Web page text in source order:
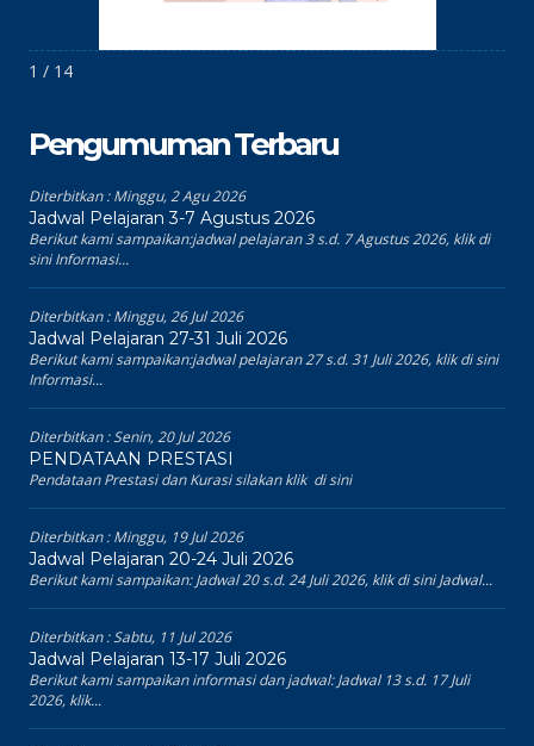
1 / 14
Pengumuman Terbaru
Diterbitkan :Minggu, 2 Agu 2026
Jadwal Pelajaran 3-7 Agustus 2026
Berikut kami sampaikan:jadwal pelajaran 3 s.d. 7 Agustus 2026, klik di
sini Informasi...
Diterbitkan :Minggu, 26 Jul 2026
Jadwal Pelajaran 27-31 Juli 2026
Berikut kami sampaikan:jadwal pelajaran 27 s.d. 31 Juli 2026, klik di sini
Informasi...
Diterbitkan :Senin, 20 Jul 2026
PENDATAAN PRESTASI
Pendataan Prestasi dan Kurasi silakan klik di sini
Diterbitkan :Minggu, 19 Jul 2026
Jadwal Pelajaran 20-24 Juli 2026
Berikut kami sampaikan: Jadwal 20 s.d. 24 Juli 2026, klik di sini Jadwal...
Diterbitkan :Sabtu, 11 Jul 2026
Jadwal Pelajaran 13-17 Juli 2026
Berikut kami sampaikan informasi dan jadwal: Jadwal 13 s.d. 17 Juli
2026, klik...